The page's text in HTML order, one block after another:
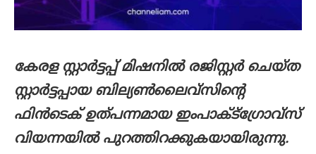
കേരള സ്റ്റാര്‍ട്ടപ്പ് മിഷനില്‍ രജിസ്റ്റര്‍ ചെയ്ത
സ്റ്റാര്‍ട്ടപ്പായ ബില്യണ്‍ലൈവ്സിന്‍റെ
ഫിന്‍ടെക് ഉത്പന്നമായ ഇംപാക്ട്ഗ്രോവ്സ്
വിയന്നയില്‍ പുറത്തിറക്കുകയായിരുന്നു.